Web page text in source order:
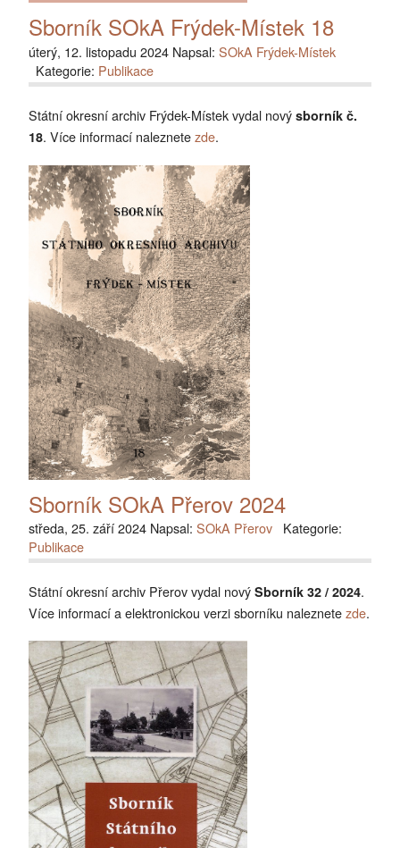
Sborník SOkA Frýdek-Místek 18
úterý, 12. listopadu 2024 Napsal: SOkA Frýdek-Místek
Kategorie: Publikace
Státní okresní archiv Frýdek-Místek vydal nový sborník č.
18. Více informací naleznetezde.
Sborník SOkA Přerov 2024
středa, 25. září 2024 Napsal: SOkA Přerov Kategorie:
Publikace
Státní okresní archiv Přerov vydal nový Sborník 32 / 2024.
Více informací a elektronickou verzi sborníku naleznetezde.